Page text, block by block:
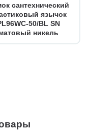
сантехнический
язычок
50/BL SN
никель